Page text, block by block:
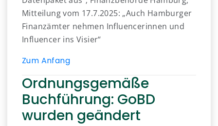
Mitteilung vom 17.7.2025: „Auch Hamburger
Finanzämter nehmen Influencerinnen und
Influencer ins Visier“
Zum Anfang
Ordnungsgemäße
Buchführung: GoBD
wurden geändert